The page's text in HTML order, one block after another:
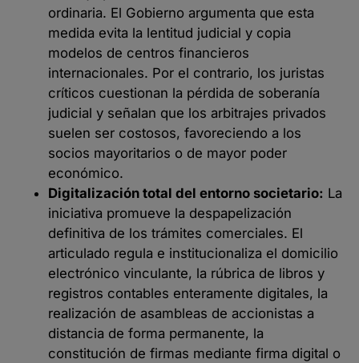
ordinaria. El Gobierno argumenta que esta
medida evita la lentitud judicial y copia
modelos de centros financieros
internacionales. Por el contrario, los juristas
críticos cuestionan la pérdida de soberanía
judicial y señalan que los arbitrajes privados
suelen ser costosos, favoreciendo a los
socios mayoritarios o de mayor poder
económico.
Digitalización total del entorno societario: La
iniciativa promueve la despapelización
definitiva de los trámites comerciales. El
articulado regula e institucionaliza el domicilio
electrónico vinculante, la rúbrica de libros y
registros contables enteramente digitales, la
realización de asambleas de accionistas a
distancia de forma permanente, la
constitución de firmas mediante firma digital o